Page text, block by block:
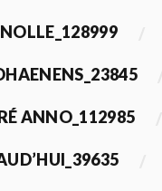
ANNO_112985